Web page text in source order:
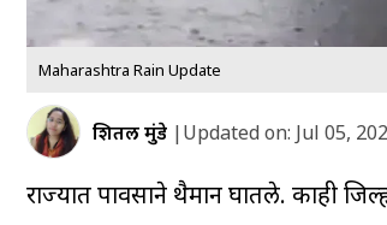
Maharashtra Rain Update
शितल मुंडे |Updated on: Jul 05,
राज्यात पावसाने थैमान घातले. काही